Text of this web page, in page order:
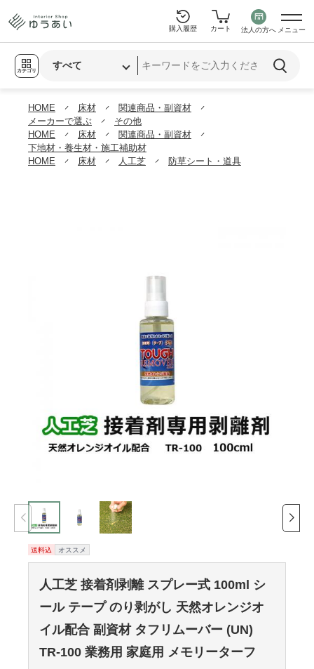
カテゴリ
購入履歴 カート 法人の方へ メニュー
HOME 床材
関連商品・副資材
メーカーで選ぶ
その他
HOME
床材
関連商品・副資材
下地材・養生材・施工補助材
HOME
床材 人工芝 防草シート・道具
送料込 オススメ
人工芝 接着剤剥離 スプレー式 100ml シ
ール テープ のり剥がし 天然オレンジオ
イル配合 副資材 タフリムーバー (UN)
TR-100 業務用 家庭用 メモリーターフ